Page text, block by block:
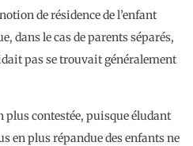
de résidence de l’enfant
dans le cas de parents séparés,
pas se trouvait généralement
plus contestée, puisque éludant
en plus répandue des enfants ne